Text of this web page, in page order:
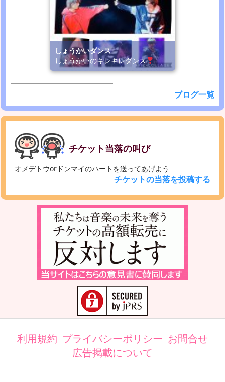
しょうかいダンス
しょうかいのキレキレダンス
ブログ一覧
チケット当落の叫び
オメデトウorドンマイのハートを送ってあげよう
チケットの当落を投稿する
利用規約 プライバシーポリシー お問合せ
広告掲載について